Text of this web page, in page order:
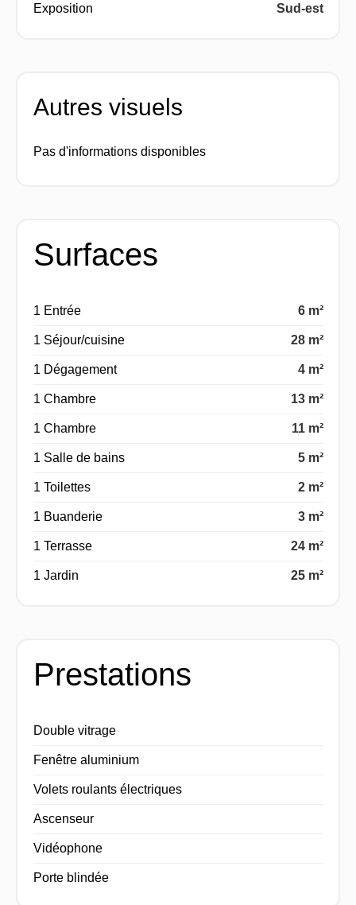
Exposition Sud-est
Autres visuels
Pas d'informations disponibles
Surfaces
1 Entrée 6 m²
1 Séjour/cuisine 28 m²
1 Dégagement 4 m²
1 Chambre 13 m²
1 Chambre 11 m²
1 Salle de bains 5 m²
1 Toilettes 2 m²
1 Buanderie 3 m²
1 Terrasse 24 m²
1 Jardin 25 m²
Prestations
Double vitrage
Fenêtre aluminium
Volets roulants électriques
Ascenseur
Vidéophone
Porte blindée